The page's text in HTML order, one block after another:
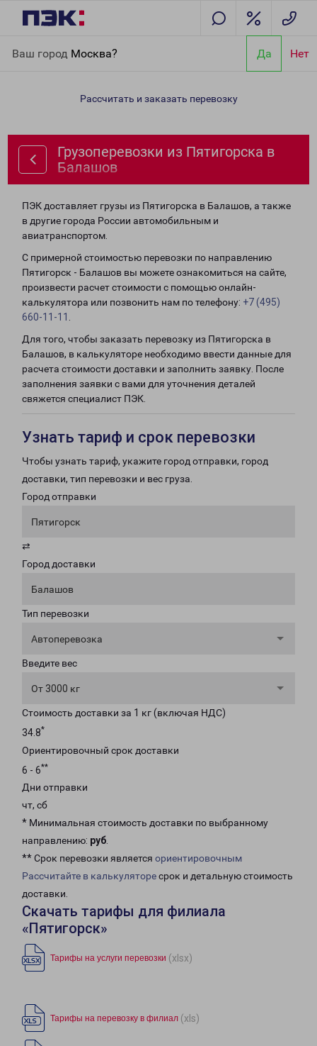
Ваш город Москва? Да Нет
Балашов
Рассчитать и заказать перевозку
Грузоперевозки из Пятигорска в
Балашов
ПЭК доставляет грузы из Пятигорска в Балашов, а также
в другие города России автомобильным и
авиатранспортом.
С примерной стоимостью перевозки по направлению
Пятигорск - Балашов вы можете ознакомиться на сайте,
произвести расчет стоимости с помощью онлайн-
калькулятора или позвонить нам по телефону: +7 (495)
660-11-11
Для того, чтобы заказать перевозку из Пятигорска в
Балашов, в калькуляторе необходимо ввести данные для
расчета стоимости доставки и заполнить заявку. После
заполнения заявки с вами для уточнения деталей
свяжется специалист ПЭК.
Узнать тариф и срок перевозки
Чтобы узнать тариф, укажите город отправки, город
доставки, тип перевозки и вес груза.
Город отправки
Пятигорск
⇄
Город доставки
Балашов
Тип перевозки
Автоперевозка
Введите вес
От 3000 кг
Стоимость доставки за 1 кг (включая НДС)
34.8*
Ориентировочный срок доставки
6 - 6**
Дни отправки
чт, сб
* Минимальная стоимость доставки по выбранному
направлению: руб.
** Срок перевозки является ориентировочным
Рассчитайте в калькуляторесрок и детальную стоимость
доставки.
Скачать тарифы для филиала
«Пятигорск»
Тарифы на услуги перевозки (xlsx)
Тарифы на перевозку в филиал (xls)